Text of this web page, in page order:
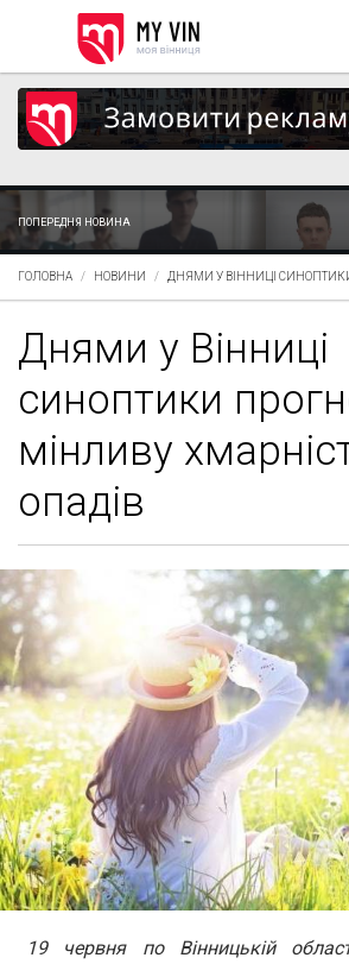
ПОПЕРЕДНЯ НОВИНА
ГОЛОВНА НОВИНИ ДНЯМИ У ВІННИЦІ
Днями у Вінниці
синоптики
мінливу
опадів
19 червня по Вінницькій